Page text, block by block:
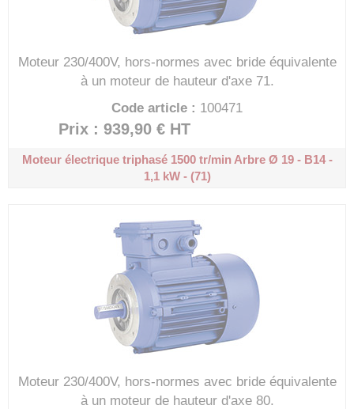
Moteur 230/400V, hors-normes avec bride équivalente
à un moteur de hauteur d'axe 71.
Code article : 100471
Prix : 939,90 € HT
Moteur électrique triphasé 1500 tr/minArbre Ø 19 - B14 -
1,1 kW - (71)
Moteur 230/400V, hors-normes avec bride équivalente
à un moteur de hauteur d'axe 80.